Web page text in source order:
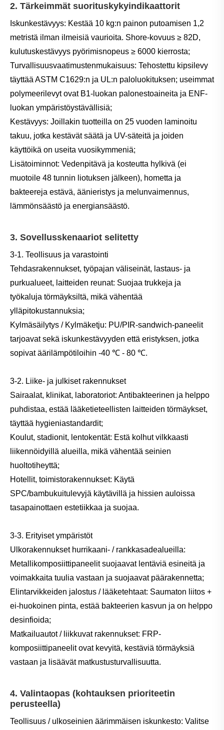
2. Tärkeimmät suorituskykyindikaattorit
Iskunkestävyys: Kestää 10 kg:n painon putoamisen 1,2
metristä ilman ilmeisiä vaurioita. Shore-kovuus ≥ 82D,
kulutuskestävyys pyörimisnopeus ≥ 6000 kierrosta;
Turvallisuusvaatimustenmukaisuus: Tehostettu kipsilevy
täyttää ASTM C1629:n ja UL:n paloluokituksen; useimmat
polymeerilevyt ovat B1-luokan palonestoaineita ja ENF-
luokan ympäristöystävällisiä;
Kestävyys: Joillakin tuotteilla on 25 vuoden laminoitu
takuu, jotka kestävät säätä ja UV-säteitä ja joiden
käyttöikä on useita vuosikymmeniä;
Lisätoiminnot: Vedenpitävä ja kosteutta hylkivä (ei
muotoile 48 tunnin liotuksen jälkeen), hometta ja
bakteereja estävä, äänieristys ja melunvaimennus,
lämmönsäästö ja energiansäästö.
3. Sovellusskenaariot selitetty
3-1. Teollisuus ja varastointi
Tehdasrakennukset, työpajan väliseinät, lastaus- ja
purkualueet, laitteiden reunat: Suojaa trukkeja ja
työkaluja törmäyksiltä, ​​mikä vähentää
ylläpitokustannuksia;
Kylmäsäilytys / Kylmäketju: PU/PIR-sandwich-paneelit
tarjoavat sekä iskunkestävyyden että eristyksen, jotka
sopivat äärilämpötiloihin -40 ℃ - 80 ℃.
3-2. Liike- ja julkiset rakennukset
Sairaalat, klinikat, laboratoriot: Antibakteerinen ja helppo
puhdistaa, estää lääketieteellisten laitteiden törmäykset,
täyttää hygieniastandardit;
Koulut, stadionit, lentokentät: Estä kolhut vilkkaasti
liikennöidyillä alueilla, mikä vähentää seinien
huoltotiheyttä;
Hotellit, toimistorakennukset: Käytä
SPC/bambukuitulevyjä käytävillä ja hissien auloissa
tasapainottaen estetiikkaa ja suojaa.
3-3. Erityiset ympäristöt
Ulkorakennukset hurrikaani- / rankkasadealueilla:
Metallikomposiittipaneelit suojaavat lentäviä esineitä ja
voimakkaita tuulia vastaan ​​ja suojaavat päärakennetta;
Elintarvikkeiden jalostus / lääketehtaat: Saumaton liitos +
ei-huokoinen pinta, estää bakteerien kasvun ja on helppo
desinfioida;
Matkailuautot / liikkuvat rakennukset: FRP-
komposiittipaneelit ovat kevyitä, kestäviä törmäyksiä
vastaan ​​ja lisäävät matkustusturvallisuutta.
4. Valintaopas (kohtauksen prioriteetin
perusteella)
Teollisuus / ulkoseinien äärimmäisen iskunkesto: Valitse